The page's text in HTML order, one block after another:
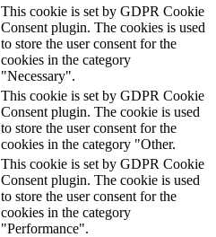
This cookie is set by GDPR Cookie
Consent plugin. The cookies is used
to store the user consent for the
cookies in the category
"Necessary".
This cookie is set by GDPR Cookie
Consent plugin. The cookie is used
to store the user consent for the
cookies in the category "Other.
This cookie is set by GDPR Cookie
Consent plugin. The cookie is used
to store the user consent for the
cookies in the category
"Performance".